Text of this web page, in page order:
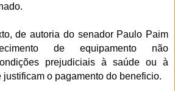
de autoria do senador Paulo Paim
de equipamento não
prejudiciais à saúde ou à
o pagamento do beneficio.